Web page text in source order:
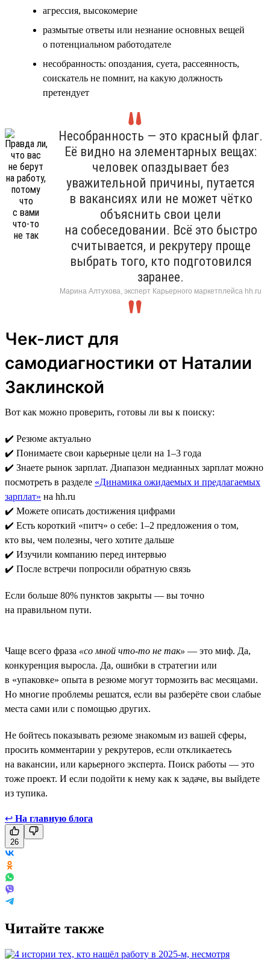
агрессия, высокомерие
размытые ответы или незнание основных вещей
о потенциальном работодателе
несобранность: опоздания, суета, рассеянность,
соискатель не помнит, на какую должность
претендует
Несобранность — это красный флаг.
Её видно на элементарных вещах:
человек опаздывает без
уважительной причины, путается
в вакансиях или не может чётко
объяснить свои цели
на собеседовании. Всё это быстро
считывается, и рекрутеру проще
выбрать того, кто подготовился
заранее.
Марина Алтухова, эксперт Карьерного маркетплейса hh.ru
Чек-лист для
самодиагностики от Наталии
Заклинской
Вот как можно проверить, готовы ли вы к поиску:
✔️ Резюме актуально
✔️ Понимаете свои карьерные цели на 1–3 года
✔️ Знаете рынок зарплат. Диапазон медианных зарплат можно
посмотреть в разделе «Динамика ожидаемых и предлагаемых
зарплат» на hh.ru
✔️ Можете описать достижения цифрами
✔️ Есть короткий «питч» о себе: 1–2 предложения о том,
кто вы, чем полезны, чего хотите дальше
✔️ Изучили компанию перед интервью
✔️ После встречи попросили обратную связь
Если больше 80% пунктов закрыты — вы точно
на правильном пути.
Чаще всего фраза «со мной что-то не так» — это миф. Да,
конкуренция выросла. Да, ошибки в стратегии или
в «упаковке» опыта в резюме могут тормозить вас месяцами.
Но многие проблемы решатся, если вы разберёте свои слабые
места сами или с помощью других.
Не бойтесь показывать резюме знакомым из вашей сферы,
просить комментарии у рекрутеров, если откликаетесь
на вакансии, или карьерного эксперта. Поиск работы — это
тоже проект. И если подойти к нему как к задаче, вы выйдете
из тупика.
↩ На главную блога
26
Читайте также